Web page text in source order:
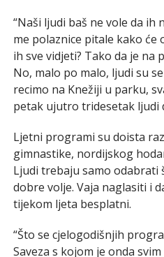
“Naši ljudi baš ne vole da ih
me polaznice pitale kako će
ih sve vidjeti? Tako da je
No, malo po malo, ljudi su
recimo na Knežiji u parku,
petak ujutro tridesetak ljudi
Ljetni programi su doista
gimnastike, nordijskog
Ljudi trebaju samo odabrati
dobre volje. Vaja naglasiti i
tijekom ljeta besplatni.
“Što se cjelogodišnjih
Saveza s kojom je onda